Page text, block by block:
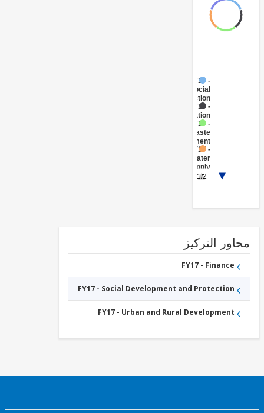
Protection
Sanitation
Management
FY17 -
التركيز
FY17 - Finance
FY17 - Social Development and Protection
FY17 - Urban and Rural Development